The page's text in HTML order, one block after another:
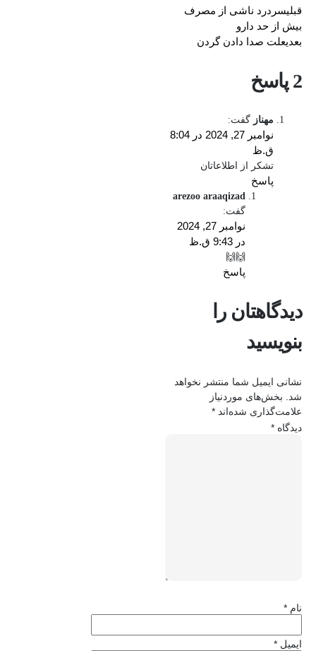
قبلیسردرد ناشی از مصرف
بیش از حد دارو
بعدیعلت صدا دادن گردن
2 پاسخ
مهناز گفت:
نوامبر 27, 2024 در 8:04
ق.ظ
تشکر از اطلاعاتان
پاسخ
arezoo araaqizad
گفت:
نوامبر 27, 2024
در 9:43 ق.ظ
🙌🙌
پاسخ
دیدگاهتان را
بنویسید
نشانی ایمیل شما منتشر نخواهد
شد. بخش‌های موردنیاز
علامت‌گذاری شده‌اند *
دیدگاه *
نام *
ایمیل *